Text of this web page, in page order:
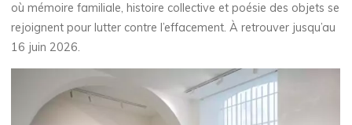
où mémoire familiale, histoire collective et poésie des objets se
rejoignent pour lutter contre l’effacement. À retrouver jusqu’au
16 juin 2026.